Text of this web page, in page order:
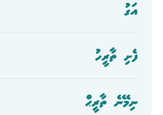
އަގު
ފެށި ތާރީހު
ނިމޭނެ ތާރީޙް